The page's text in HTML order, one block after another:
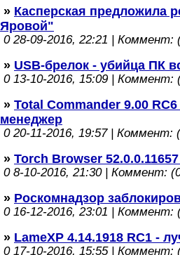
» Касперская предложила
Яровой"
028-09-2016, 22:21 | Коммент:
» USB-брелок - убийца ПК
013-10-2016, 15:09 | Коммент:
» Total Commander 9.00
менеджер
020-11-2016, 19:57 | Коммент:
» Torch Browser
08-10-2016, 21:30 | Коммент:
» Роскомнадзор
016-12-2016, 23:01 | Коммент:
» LameXP 4.14.1918 RC1 -
017-10-2016, 15:55 | Коммент: